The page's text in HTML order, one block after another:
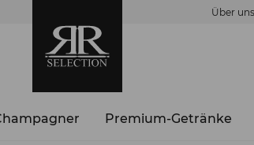
Über uns
Premium-Getränke